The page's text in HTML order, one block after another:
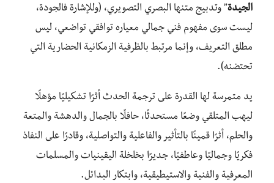
الجيدة” وتدبيج متنها البصري التصويري، (وللإشارة فالجودة،
ليست سوى مفهوم فني جمالي معياره توافقي تواضعي، ليس
مطلق التعريف، وإنما مرتبط بالظرفية الزمكانية الحضارية التي
تحتضنه).
يد متمرسة لها القدرة على ترجمة الحدث أثرًا تشكيليًا مؤهلًا
ليهب المتلقي وضعًا مستحدثًا، حافلًا بالجمال والدهشة والمتعة
والحلم، أثرًا قمينًا بالتأثير والفاعلية والتواصلية، وقادرًا على النفاذ
فكريًا وجماليًا وعاطفيًا، جديرًا بخلخلة اليقينيات والمسلمات
المعرفية والفنية والاستيطيقية، وابتكار البدائل.